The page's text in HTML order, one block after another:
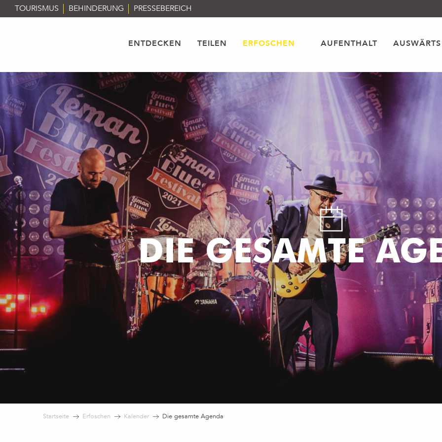
Aller
au
TOURISMUS BEHINDERUNG PRESSEBEREICH
ENTDECKEN TEILEN ERFOSCHEN AUFENTHALT
DIE GESAMTE
Startseite Erfoschen Kalender Die gesamte Agenda